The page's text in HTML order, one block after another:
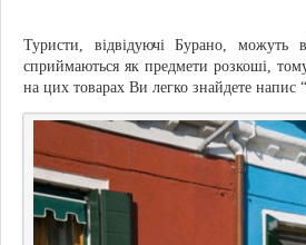
Туристи, відвідуючі Бурано, можуть
сприймаються як предмети розкоші,
на цих товарах Ви легко знайдете напис